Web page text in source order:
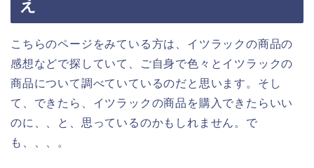
え
こちらのページをみている方は、イツラックの商品の
感想などで探していて、ご自身で色々とイツラックの
商品について調べていているのだと思います。そし
て、できたら、イツラックの商品を購入できたらいい
のに、、と、思っているのかもしれません。で
も、、、。